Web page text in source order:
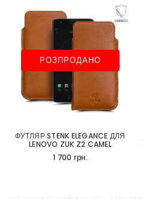
РОЗПРОДАНО
ФУТЛЯР STENK ELEGANCE ДЛЯ
LENOVO ZUK Z2 CAMEL
1 700 грн.